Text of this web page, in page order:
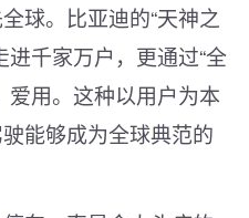
球。比亚迪的“天神之
千家万户，更通过“全
爱用。这种以用户为本
能够成为全球典范的